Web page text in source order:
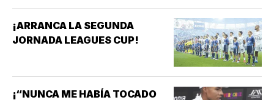
¡ARRANCA LA SEGUNDA
JORNADA LEAGUES CUP!
¡“NUNCA ME HABÍA TOCADO